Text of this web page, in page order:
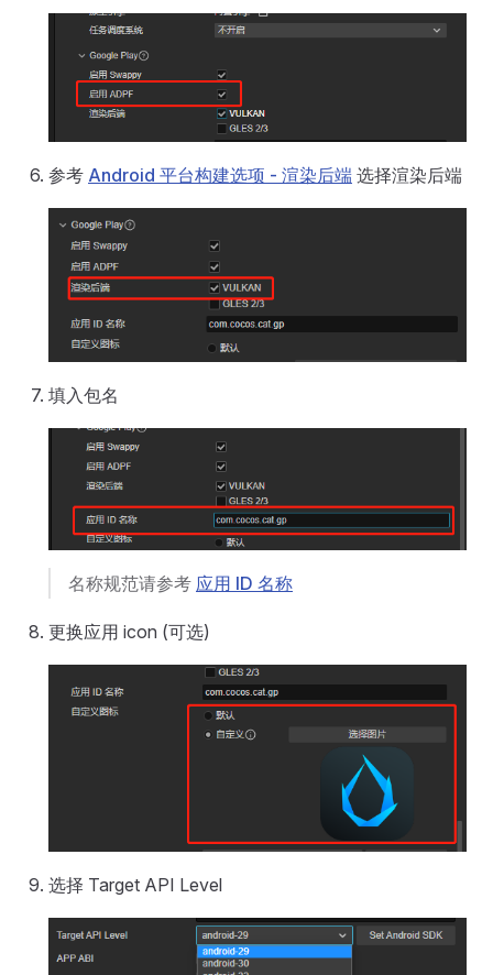
参考 Android 平台构建选项 - 渲染后端 选择渲染后端
填入包名
名称规范请参考 应用 ID 名称
更换应用 icon (可选)
选择 Target API Level